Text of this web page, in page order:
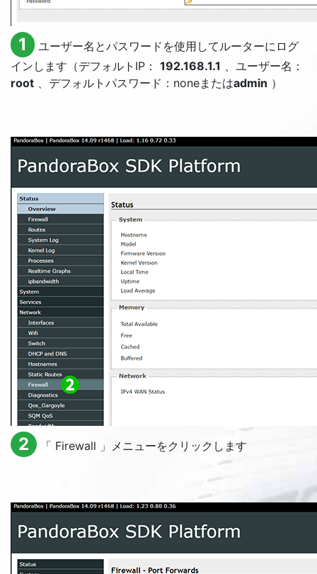
1
ユーザー名とパスワードを使用してルーターにログ
インします（デフォルトIP： 192.168.1.1 、ユーザー名：
root 、デフォルトパスワード：noneまたはadmin ）
2 「 Firewall 」メニューをクリックします